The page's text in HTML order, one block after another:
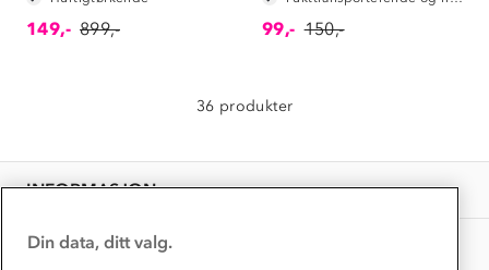
149,- 899,- 99,- 150,-
36 produkter
INFORMASJON
Kundeklubb
Presse
OM OSS
1% til samfunnet
Samarbeide med oss?
Gravidklær
Store størrelser
Turmat oppskrifter
Få turinspirasjon og tips her⛰
Overnatte utendørs⛺
Leirskole 🥾
Din data, ditt valg.